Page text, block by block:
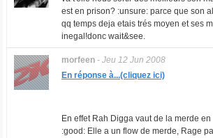
est en prison? :unsure: parce que son
qq temps deja etais trés moyen et ses
inegal!donc wait&see.
morfeen- Jeu 12 Jun 2008
En réponse à...(cliquez ici)
En effet Rah Digga vaut de la merde
:good: Elle a un flow de merde, Rage